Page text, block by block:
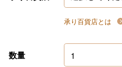
承り百貨店とは
数量